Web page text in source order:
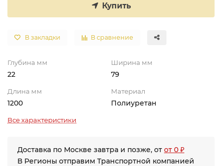
Купить
В закладки В сравнение
Глубина мм
22
Ширина мм
79
Длина мм
1200
Материал
Полиуретан
Все характеристики
Доставка по Москве завтра и позже, от от 0 ₽
В Регионы отправим Транспортной компанией